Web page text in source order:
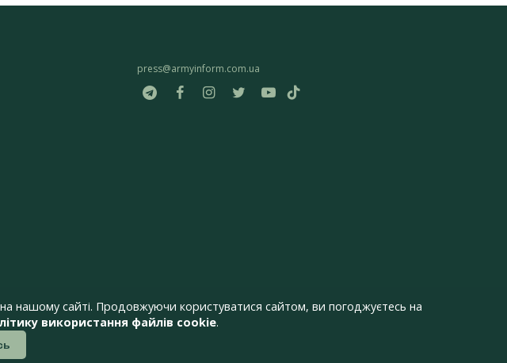
press@armyinform.com.ua
сайті. Продовжуючи користуватися сайтом, ви погоджуєтесь на
використання файлів cookie.